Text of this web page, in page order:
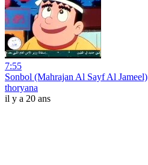
7:55
Sonbol (Mahrajan Al Sayf Al Jameel)
thoryana
il y a 20 ans